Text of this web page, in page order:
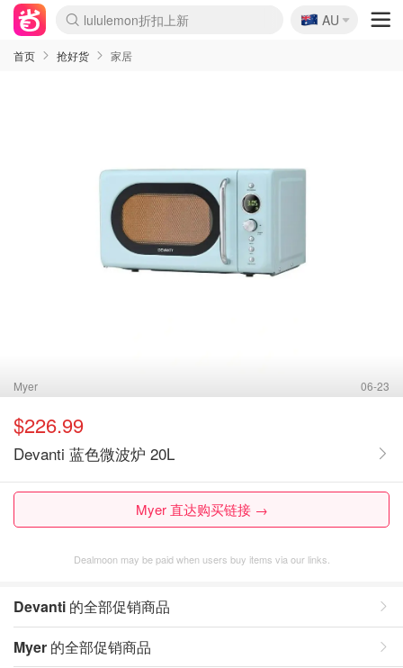
lululemon折扣上新
Sasa美妆护肤3.5折
SSENSE年中3折
FreshBeauty好价汇总
Cettire降价+叠9折
WWS Coles超市实拍
viagogo二手票捡漏
Myer超级周末1折
The Outnet奢牌1折起
David Jones 3折起
Flannels大牌1折
Perfumes Club护肤1折
AMIRO返校季6.2折
Amazon折扣汇总
eToro入金$200送$50
Amazon数码好物
ICONIC本周7.5折
ThedoubleF高奢地板价
Moose Knuckles 6折
丝芙兰5折起
EUFY官网3.7折起
Selenichast首饰2折
Trip机票酒店促销
YSL送5件彩妆礼
Amazon家居好物
Amazon美妆护肤
雅漾大喷$8
过敏原检测盒$33
伊索独家赠50ml沐浴露
科颜氏清仓3折
SEALIFE海洋馆门票6折
丝塔芙大白罐$16
订阅Newsletter送香薰
Cult Beauty 6.8折
Harrods圣诞日历2.3折
LN-CC奢牌私促3折
d'Alba空姐喷雾$16
EVE LOM套装逆天2折
Bernardelli独家4折
Adore Beauty 6折起
CT圣诞日历
Mytheresa奢品2.7折
Luxury Escapes 9折
Currentbody美容仪9折
MOON Garden Live
Roborock扫地机3.7折
Tingo Life水杯$24
Valentino官网5折
CR洗发护发6.3折
修丽可套装7.4折
Myer彩妆2件7折
GANNI官网4.5折
Stylevana韩妆4折
Tessabit高奢8.5折
OGX洗护4折
Amazon阿德莱德次日达
卡诗8.5折+赠礼
Philips Hue灯具8折
🇦🇺
AU
首页 抢好货 家居
Myer 06-23
$226.99
Devanti 蓝色微波炉 20L
Myer 直达购买链接 →
Dealmoon may be paid when users buy items via our links.
Devanti 的全部促销商品
Myer 的全部促销商品